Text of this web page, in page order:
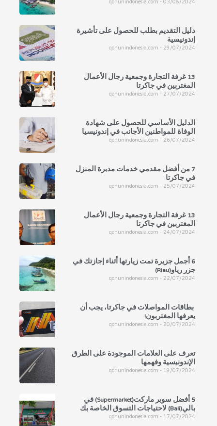
دليل التقديم بطلب للحصول على تأشيرة
إندونيسية
qonunindonesia.com 29/07/2024
13 غرفة التجارة وجمعية رجال الأعمال
المغتربين في جاكرتا
qonunindonesia.com 27/07/2024
الدليل الأساسي للحصول على شهادة
الوفاة للمواطنين الأجانب في إندونيسيا
qonunindonesia.com 26/07/2024
7 من أفضل مقدمي خدمات مدبرة المنزل
في جاكرتا
qonunindonesia.com 25/07/2024
13 غرفة التجارة وجمعية رجال الأعمال
المغتربين في جاكرتا
qonunindonesia.com 24/07/2024
6 أجمل جزيرة تمت زيارتها أثناء إجازتك في
جزر رياو(Riau)
qonunindonesia.com 22/07/2024
بطاقات المواصلات في جاكرتا، يجب أن
يعرفها المغتربون!
qonunindonesia.com 20/07/2024
تعرف على العلامات الموجودة على الطرق
الإندونيسية وفهمها
qonunindonesia.com 19/07/2024
5 أفضل سوبر ماركت(Supermarket) في
بالي(Bali) لاحتياجات التسوق الخاصة بك
qonunindonesia.com 17/07/2024